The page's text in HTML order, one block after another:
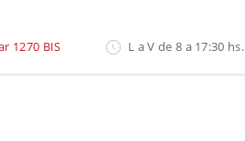
1270 BIS L a V de 8 a 17:30 hs.